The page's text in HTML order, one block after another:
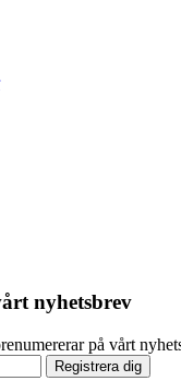
nyhetsbrev
på vårt
Registrera dig